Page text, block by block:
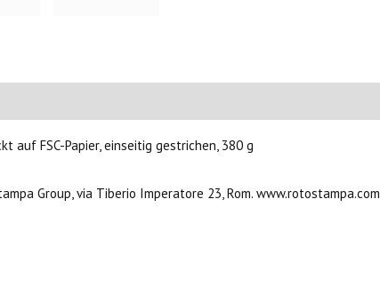
auf FSC-Papier, einseitig gestrichen, 380 g
Group, via Tiberio Imperatore 23, Rom. www.rotostampa.com